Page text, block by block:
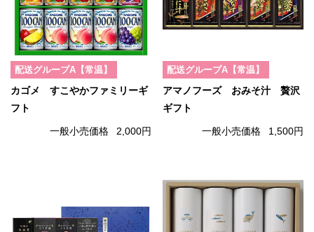
配送グループA【常温】
カゴメ すこやかファミリーギ
フト
一般小売価格 2,000円
配送グループA【常温】
アマノフーズ おみそ汁 贅沢
ギフト
一般小売価格 1,500円